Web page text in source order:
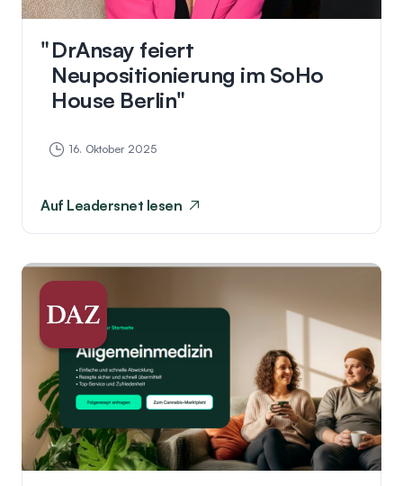
DrAnsay feiert
Neupositionierung im SoHo
House Berlin
16. Oktober 2025
Auf Leadersnet lesen